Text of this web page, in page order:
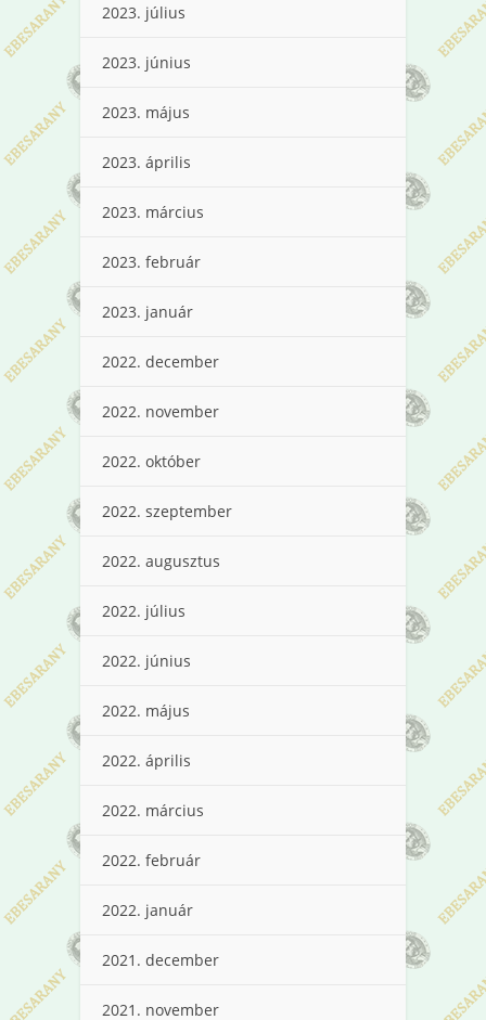
2023. július
2023. június
2023. május
2023. április
2023. március
2023. február
2023. január
2022. december
2022. november
2022. október
2022. szeptember
2022. augusztus
2022. július
2022. június
2022. május
2022. április
2022. március
2022. február
2022. január
2021. december
2021. november